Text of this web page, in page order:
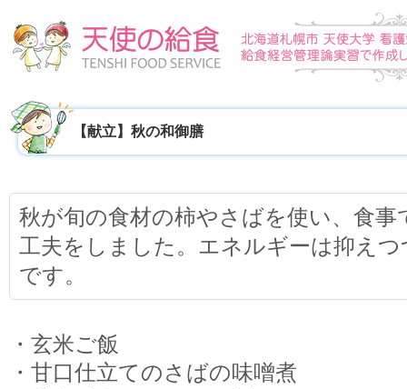
【献立】秋の和御膳
秋が旬の食材の柿やさばを使い、食事
工夫をしました。エネルギーは抑え
です。
・玄米ご飯
・甘口仕立てのさばの味噌󠄀煮